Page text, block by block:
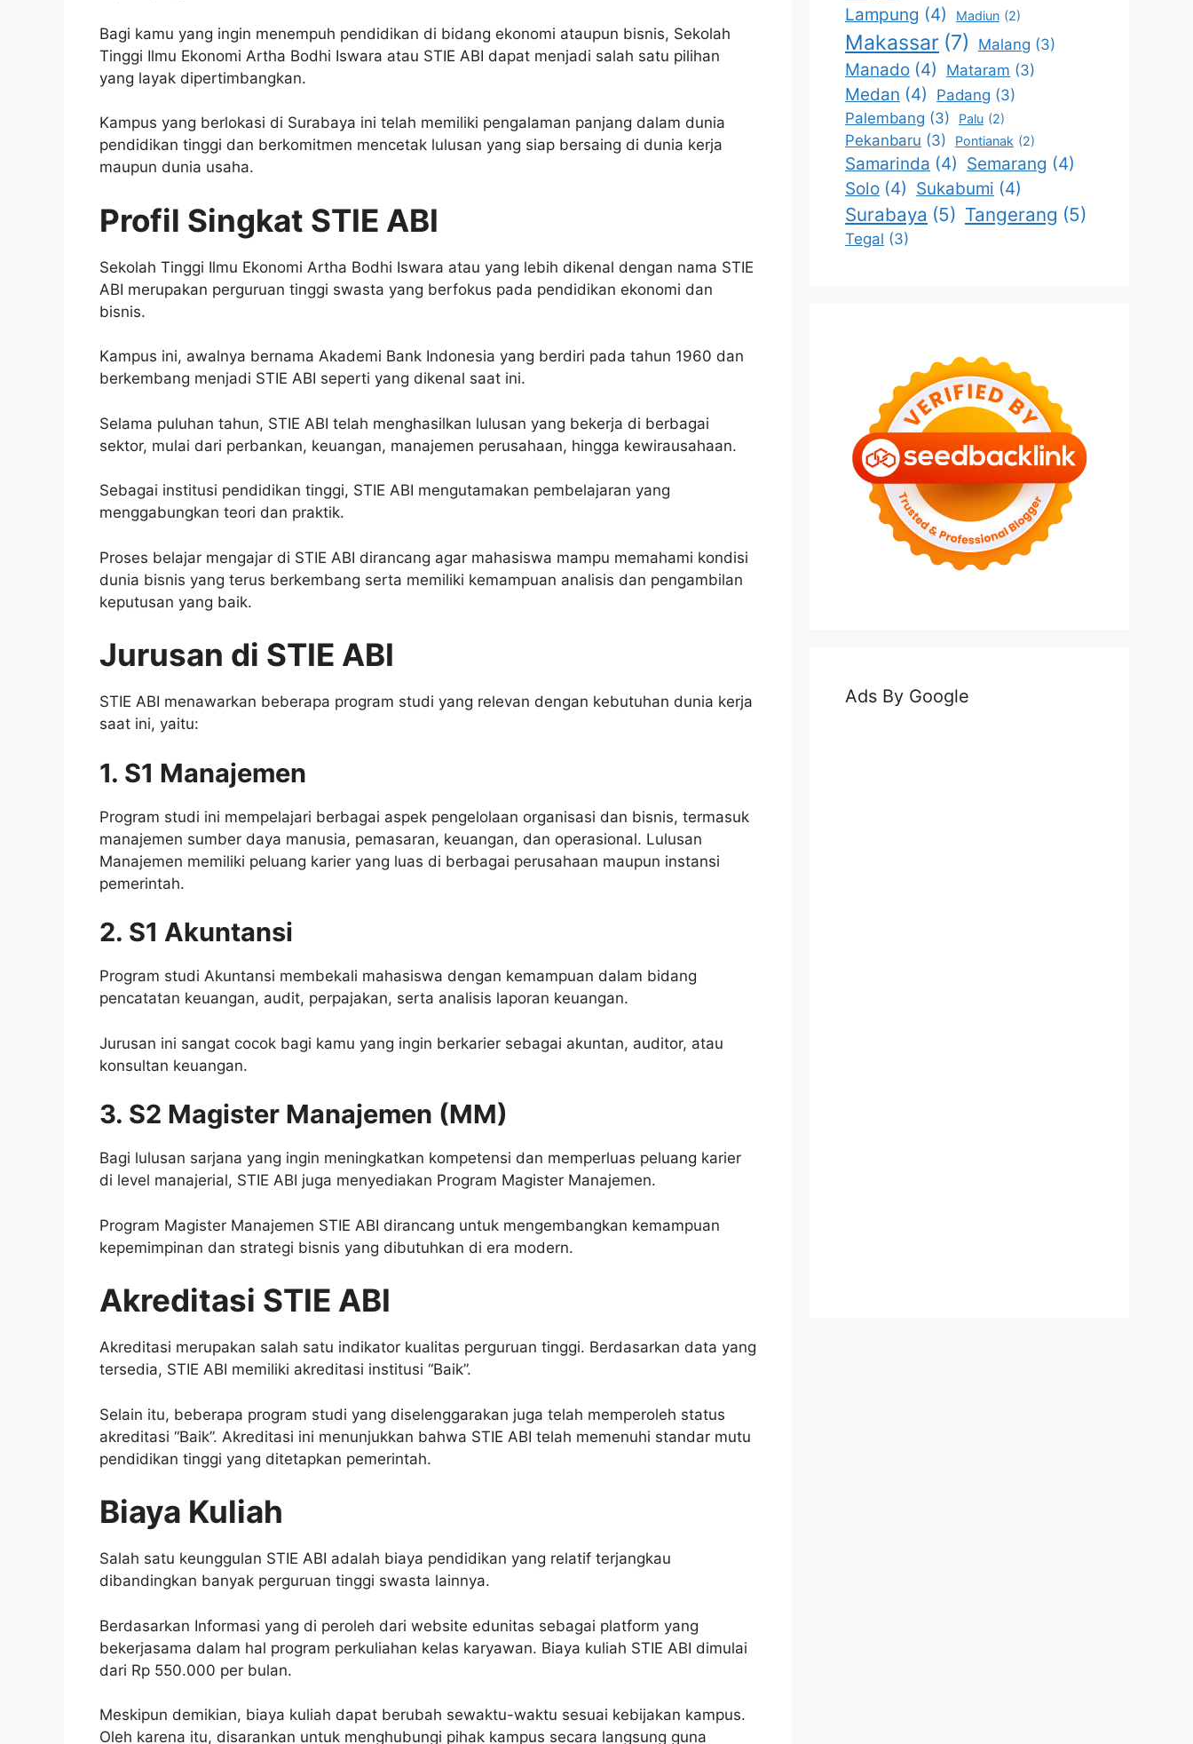
Bagi kamu yang ingin menempuh pendidikan di bidang ekonomi ataupun bisnis, Sekolah
Tinggi Ilmu Ekonomi Artha Bodhi Iswara atau STIE ABI dapat menjadi salah satu pilihan
yang layak dipertimbangkan.
Kampus yang berlokasi di Surabaya ini telah memiliki pengalaman panjang dalam dunia
pendidikan tinggi dan berkomitmen mencetak lulusan yang siap bersaing di dunia kerja
maupun dunia usaha.
Profil Singkat STIE ABI
Sekolah Tinggi Ilmu Ekonomi Artha Bodhi Iswara atau yang lebih dikenal dengan nama STIE
ABI merupakan perguruan tinggi swasta yang berfokus pada pendidikan ekonomi dan
bisnis.
Kampus ini, awalnya bernama Akademi Bank Indonesia yang berdiri pada tahun 1960 dan
berkembang menjadi STIE ABI seperti yang dikenal saat ini.
Selama puluhan tahun, STIE ABI telah menghasilkan lulusan yang bekerja di berbagai
sektor, mulai dari perbankan, keuangan, manajemen perusahaan, hingga kewirausahaan.
Sebagai institusi pendidikan tinggi, STIE ABI mengutamakan pembelajaran yang
menggabungkan teori dan praktik.
Proses belajar mengajar di STIE ABI dirancang agar mahasiswa mampu memahami kondisi
dunia bisnis yang terus berkembang serta memiliki kemampuan analisis dan pengambilan
keputusan yang baik.
Jurusan di STIE ABI
STIE ABI menawarkan beberapa program studi yang relevan dengan kebutuhan dunia kerja
saat ini, yaitu:
1. S1 Manajemen
Program studi ini mempelajari berbagai aspek pengelolaan organisasi dan bisnis, termasuk
manajemen sumber daya manusia, pemasaran, keuangan, dan operasional. Lulusan
Manajemen memiliki peluang karier yang luas di berbagai perusahaan maupun instansi
pemerintah.
2. S1 Akuntansi
Program studi Akuntansi membekali mahasiswa dengan kemampuan dalam bidang
pencatatan keuangan, audit, perpajakan, serta analisis laporan keuangan.
Jurusan ini sangat cocok bagi kamu yang ingin berkarier sebagai akuntan, auditor, atau
konsultan keuangan.
3. S2 Magister Manajemen (MM)
Bagi lulusan sarjana yang ingin meningkatkan kompetensi dan memperluas peluang karier
di level manajerial, STIE ABI juga menyediakan Program Magister Manajemen.
Program Magister Manajemen STIE ABI dirancang untuk mengembangkan kemampuan
kepemimpinan dan strategi bisnis yang dibutuhkan di era modern.
Akreditasi STIE ABI
Akreditasi merupakan salah satu indikator kualitas perguruan tinggi. Berdasarkan data yang
tersedia, STIE ABI memiliki akreditasi institusi “Baik”.
Selain itu, beberapa program studi yang diselenggarakan juga telah memperoleh status
akreditasi “Baik”. Akreditasi ini menunjukkan bahwa STIE ABI telah memenuhi standar mutu
pendidikan tinggi yang ditetapkan pemerintah.
Biaya Kuliah
Salah satu keunggulan STIE ABI adalah biaya pendidikan yang relatif terjangkau
dibandingkan banyak perguruan tinggi swasta lainnya.
Berdasarkan Informasi yang di peroleh dari website edunitas sebagai platform yang
bekerjasama dalam hal program perkuliahan kelas karyawan. Biaya kuliah STIE ABI dimulai
dari Rp 550.000 per bulan.
Meskipun demikian, biaya kuliah dapat berubah sewaktu-waktu sesuai kebijakan kampus.
Oleh karena itu, disarankan untuk menghubungi pihak kampus secara langsung guna
Lampung (4) Madiun (2)
Makassar (7) Malang (3)
Manado (4) Mataram (3)
Medan (4) Padang (3)
Palembang (3) Palu (2)
Pekanbaru (3) Pontianak (2)
Samarinda (4) Semarang (4)
Solo (4) Sukabumi (4)
Surabaya (5) Tangerang (5)
Tegal (3)
Ads By Google